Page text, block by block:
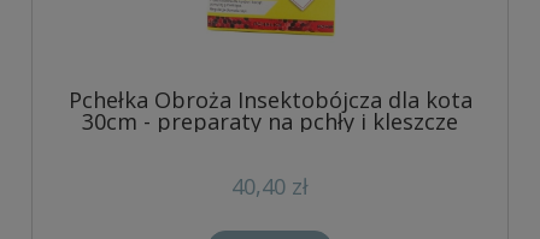
Pchełka Obroża Insektobójcza dla kota
30cm - preparaty na pchły i kleszcze
40,40 zł